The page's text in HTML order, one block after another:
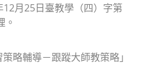
月25日臺教學（四）字第
。
略輔導－跟蹤大師教策略」